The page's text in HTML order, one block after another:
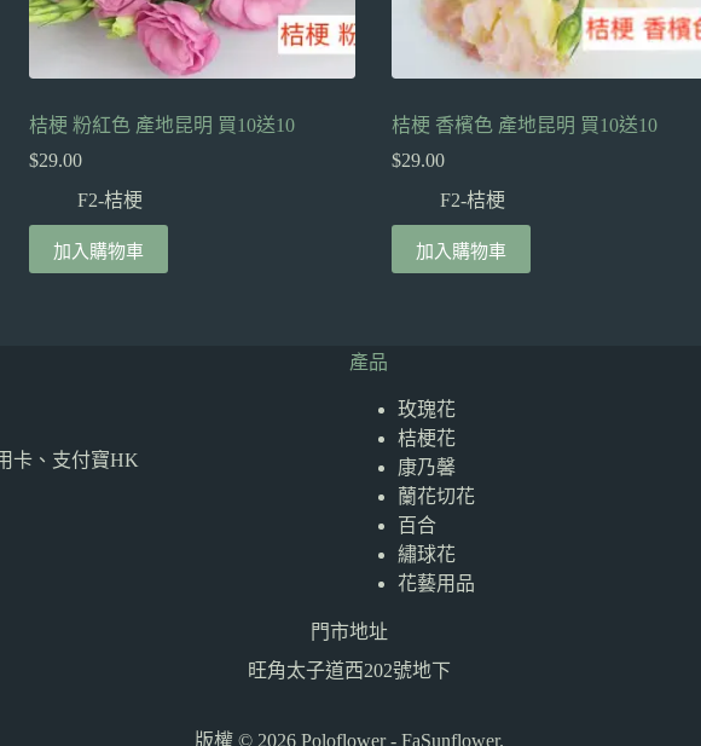
桔梗 粉紅色 產地昆明 買10送10
$29.00
F2-桔梗
加入購物車
桔梗 香檳色 產地昆明 買10送10
$29.00
F2-桔梗
加入購物車
卡、支付寶HK
產品
玫瑰花
桔梗花
康乃馨
蘭花切花
百合
繡球花
花藝用品
門市地址
旺角太子道西202號地下
版權 © 2026 Poloflower - FaSunflower.